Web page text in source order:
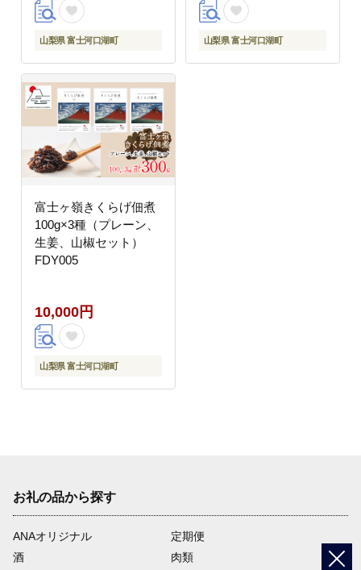
山梨県 富士河口湖町 山梨県 富士河口湖町
富士ヶ嶺きくらげ佃煮
100g×3種（プレーン、
生姜、山椒セット）
FDY005
10,000円
山梨県 富士河口湖町
お礼の品から探す
ANAオリジナル
定期便
酒
肉類